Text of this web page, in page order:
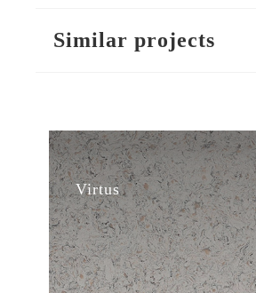
Similar projects
Virtus